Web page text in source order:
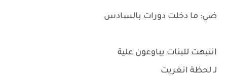
ضي: ما دخلت دورات بالسادس
انتبهت للبنات يباوعون علية
لـ لحظة انغريت